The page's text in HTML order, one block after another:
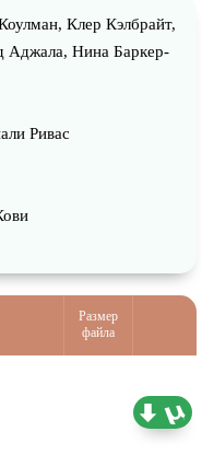
Клер Кэлбрайт,
Аджала, Нина Баркер-
Ривас
Размер
файла